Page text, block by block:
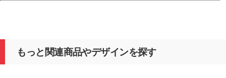
もっと関連商品やデザインを探す